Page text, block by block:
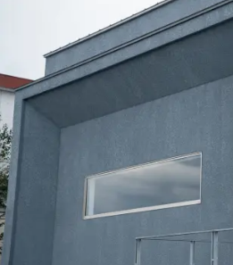
실제로 맛본 요리
디저트 & 피날레
요약 및 감상
예약 및 액세스 정보